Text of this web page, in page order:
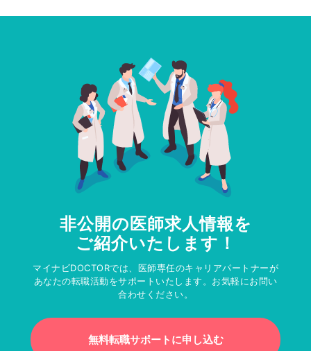
非公開の医師求人情報を
ご紹介いたします！
マイナビDOCTORでは、医師専任のキャリアパートナーが
あなたの転職活動をサポートいたします。お気軽にお問い
合わせください。
無料転職サポートに申し込む